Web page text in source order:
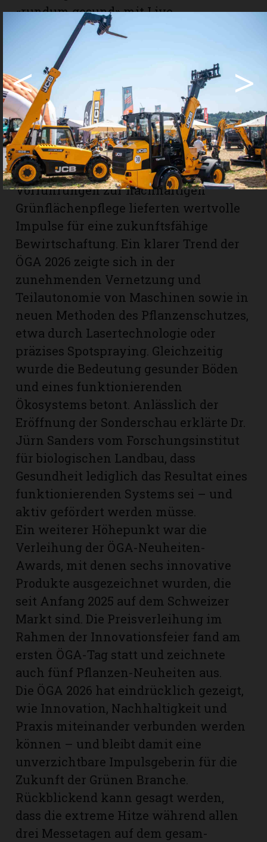
«rundum gesund» mit Live-
Demonstrationen. Sie zeigte modernste
Technologien, darunter selbst fahrende
Maschinen und Roboter. Besuchende
konnten beim «Klettern wie die
Baumpfleger» ihre Geschicklichkeit
testen oder sich über innovative
Exoskelette (Tragbare Stützstrukturen)
informieren, die körperlich belastende
Arbeiten erleichtern. Praxisnahe
Vorführungen zur nachhaltigen
Grünflächenpflege lieferten wertvolle
Impulse für eine zukunftsfähige
Bewirtschaftung. Ein klarer Trend der
ÖGA 2026 zeigte sich in der
zunehmenden Vernetzung und
Teilautonomie von Maschinen sowie in
neuen Methoden des Pflanzenschutzes,
etwa durch Lasertechnologie oder
präzises Spotspraying. Gleichzeitig
wurde die Bedeutung gesunder Böden
und eines funktionierenden
Ökosystems betont. Anlässlich der
Eröffnung der Sonderschau erklärte Dr.
Jürn Sanders vom Forschungsinstitut
für biologischen Landbau, dass
Gesundheit lediglich das Resultat eines
funktionierenden Systems sei – und
aktiv gefördert werden müsse.
Ein weiterer Höhepunkt war die
Verleihung der ÖGA-Neuheiten-
Awards, mit denen sechs innovative
Produkte ausgezeichnet wurden, die
seit Anfang 2025 auf dem Schweizer
Markt sind. Die Preisverleihung im
Rahmen der Innovationsfeier fand am
ersten ÖGA-Tag statt und zeichnete
auch fünf Pflanzen-Neuheiten aus.
Die ÖGA 2026 hat eindrücklich gezeigt,
wie Innovation, Nachhaltigkeit und
Praxis miteinander verbunden werden
können – und bleibt damit eine
unverzichtbare Impulsgeberin für die
Zukunft der Grünen Branche.
Rückblickend kann gesagt werden,
dass die extreme Hitze während allen
drei Messetagen auf dem gesam-
< >